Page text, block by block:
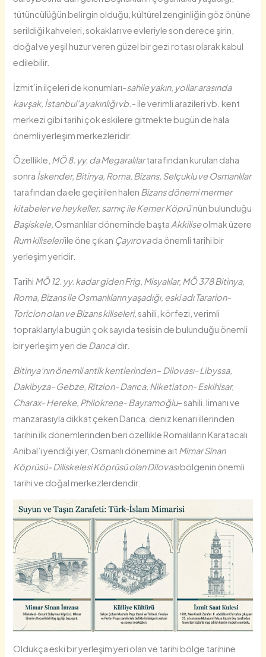
tütüncülüğün belirgin olduğu, kültürel zenginliğin göz önüne
serildiği kahveleri, sokakları ve evleriyle son derece şirin,
doğal ve yeşil huzur veren güzel bir gezi rotası olarak kabul
edilebilir.
İzmit’in ilçeleri de konumları-sahile yakın, yollar arasında
kavşak, İstanbul’a yakınlığı vb .- ile verimli arazileri vb. kent
merkezi gibi tarihi çok eskilere gitmekte bugün de hala
önemli yerleşim merkezleridir.
Özellikle, MÖ 8. yy. da Megaralılartarafından kurulan daha
sonra İskender, Bitinya, Roma, Bizans, Selçuklu ve Osmanlılar
tarafından da ele geçirilen halen Bizans dönemi mermer
kitabeler ve heykeller, sarnıç ile Kemer Köprü’nün bulunduğu
Başiskele, Osmanlılar döneminde başta Akkiliseolmak üzere
Rum kiliseleriile öne çıkan Çayırovada önemli tarihi bir
yerleşim yeridir.
Tarihi MÖ 12. yy. kadar giden Frig, Misyalılar, MÖ 378 Bitinya,
Roma, Bizans ile Osmanlıların yaşadığı, eski adı Tararion-
Toricion olan ve Bizans kiliseleri,sahili, körfezi, verimli
topraklarıyla bugün çok sayıda tesisin de bulunduğu önemli
bir yerleşim yeri de Darıca’dır.
Bitinya’nın önemli antik kentlerinden– Dilovası- Libyssa,
Dakibyza- Gebze, Ritzion- Darıca, Niketiaton- Eskihisar,
Charax- Hereke, Philokrene- Bayramoğlu– sahili, limanı ve
manzarasıyla dikkat çeken Darıca, deniz kenarı illerinden
tarihin ilk dönemlerinden beri özellikle Romalıların Karatacalı
Anibal’i yendiği yer, Osmanlı dönemine ait Mimar Sinan
Köprüsü- Diliskelesi Köprüsü olan Dilovasıbölgenin önemli
tarihi ve doğal merkezlerdendir.
Oldukça eski bir yerleşim yeri olan ve tarihi bölge tarihine